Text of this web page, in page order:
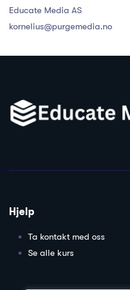
Educate Media AS
kornelius@purgemedia.no
Hjelp
Ta kontakt med oss
Se alle kurs